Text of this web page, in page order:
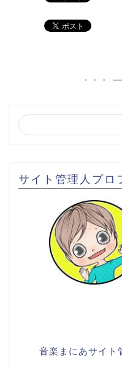
サイト管理人プロ
音楽まにあサイト